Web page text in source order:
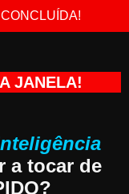
JANELA!
a tocar de
?